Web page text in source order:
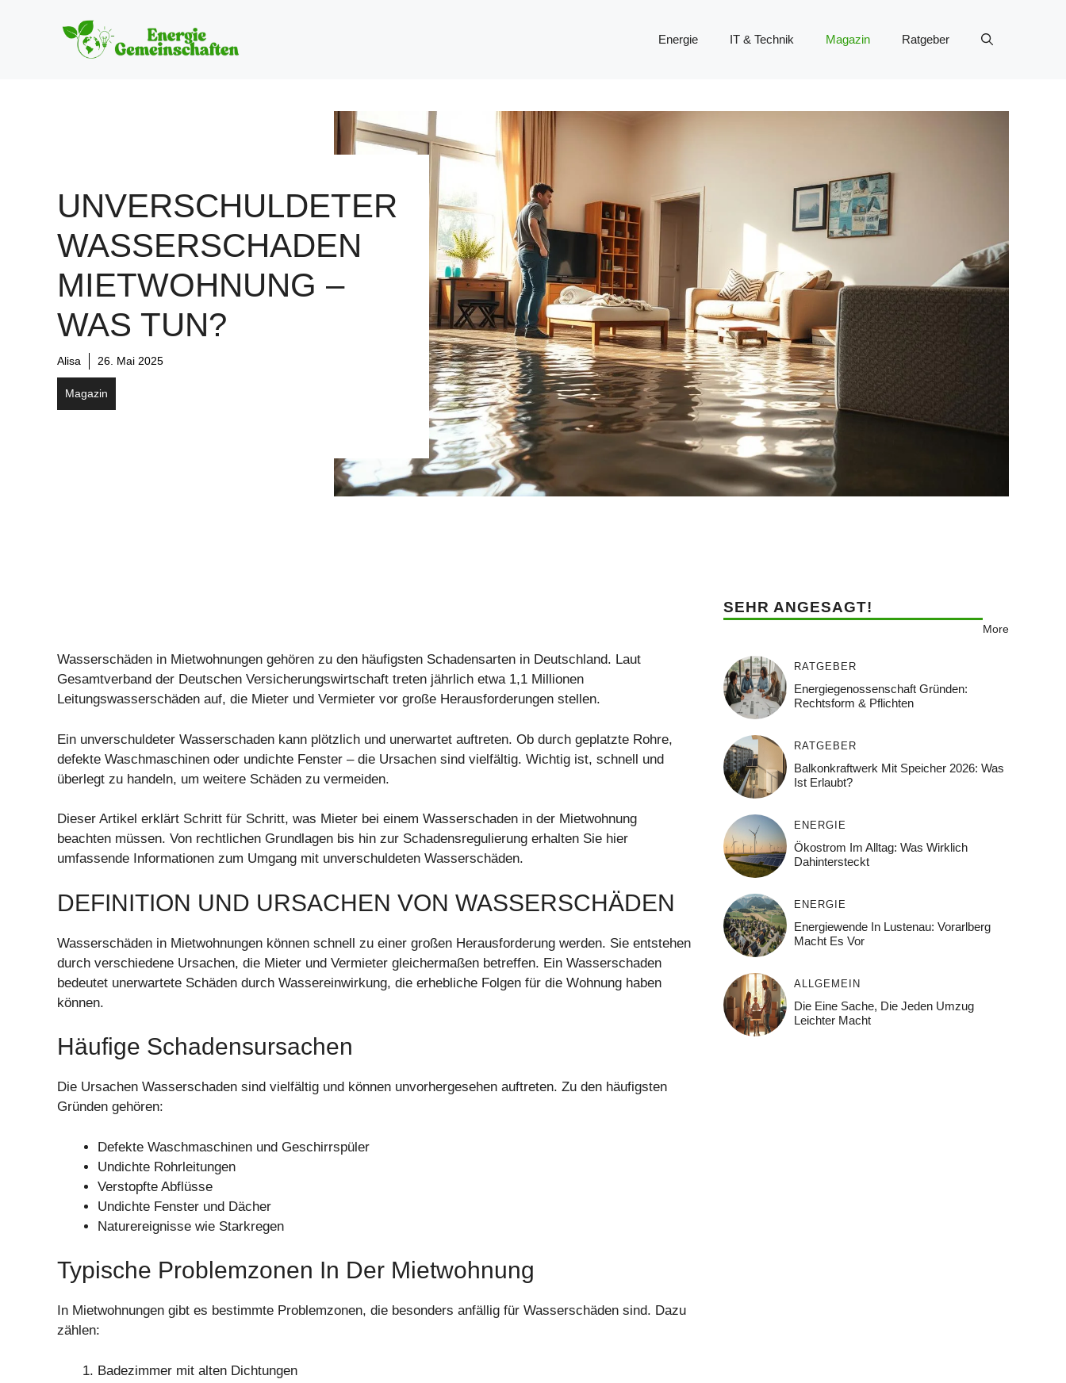
Energie IT & Technik Magazin Ratgeber
UNVERSCHULDETER
WASSERSCHADEN
MIETWOHNUNG –
WAS TUN?
Alisa 26. Mai 2025
Magazin
Wasserschäden in Mietwohnungen gehören zu den häufigsten Schadensarten in Deutschland. Laut
Gesamtverband der Deutschen Versicherungswirtschaft treten jährlich etwa 1,1 Millionen
Leitungswasserschäden auf, die Mieter und Vermieter vor große Herausforderungen stellen.
Ein unverschuldeter Wasserschaden kann plötzlich und unerwartet auftreten. Ob durch geplatzte Rohre,
defekte Waschmaschinen oder undichte Fenster – die Ursachen sind vielfältig. Wichtig ist, schnell und
überlegt zu handeln, um weitere Schäden zu vermeiden.
Dieser Artikel erklärt Schritt für Schritt, was Mieter bei einem Wasserschaden in der Mietwohnung
beachten müssen. Von rechtlichen Grundlagen bis hin zur Schadensregulierung erhalten Sie hier
umfassende Informationen zum Umgang mit unverschuldeten Wasserschäden.
DEFINITION UND URSACHEN VON WASSERSCHÄDEN
Wasserschäden in Mietwohnungen können schnell zu einer großen Herausforderung werden. Sie entstehen
durch verschiedene Ursachen, die Mieter und Vermieter gleichermaßen betreffen. Ein Wasserschaden
bedeutet unerwartete Schäden durch Wassereinwirkung, die erhebliche Folgen für die Wohnung haben
können.
Häufige Schadensursachen
Die Ursachen Wasserschaden sind vielfältig und können unvorhergesehen auftreten. Zu den häufigsten
Gründen gehören:
Defekte Waschmaschinen und Geschirrspüler
Undichte Rohrleitungen
Verstopfte Abflüsse
Undichte Fenster und Dächer
Naturereignisse wie Starkregen
Typische Problemzonen In Der Mietwohnung
In Mietwohnungen gibt es bestimmte Problemzonen, die besonders anfällig für Wasserschäden sind. Dazu
zählen:
Badezimmer mit alten Dichtungen
SEHR ANGESAGT!
More
RATGEBER
Energiegenossenschaft Gründen:
Rechtsform & Pflichten
RATGEBER
Balkonkraftwerk Mit Speicher 2026: Was
Ist Erlaubt?
ENERGIE
Ökostrom Im Alltag: Was Wirklich
Dahintersteckt
ENERGIE
Energiewende In Lustenau: Vorarlberg
Macht Es Vor
ALLGEMEIN
Die Eine Sache, Die Jeden Umzug
Leichter Macht